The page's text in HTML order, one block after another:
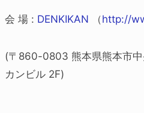
会 場 : DENKIKAN （http://
(〒860-0803 熊本県熊本市
カンビル 2F)